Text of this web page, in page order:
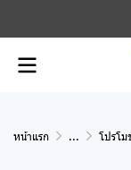
หน้าแรก ... โปรโม